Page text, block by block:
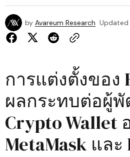
by Avareum Research Updated
การแต่งตั้งของ
ผลกระทบต่อผู้
Crypto Wallet
MetaMask และ